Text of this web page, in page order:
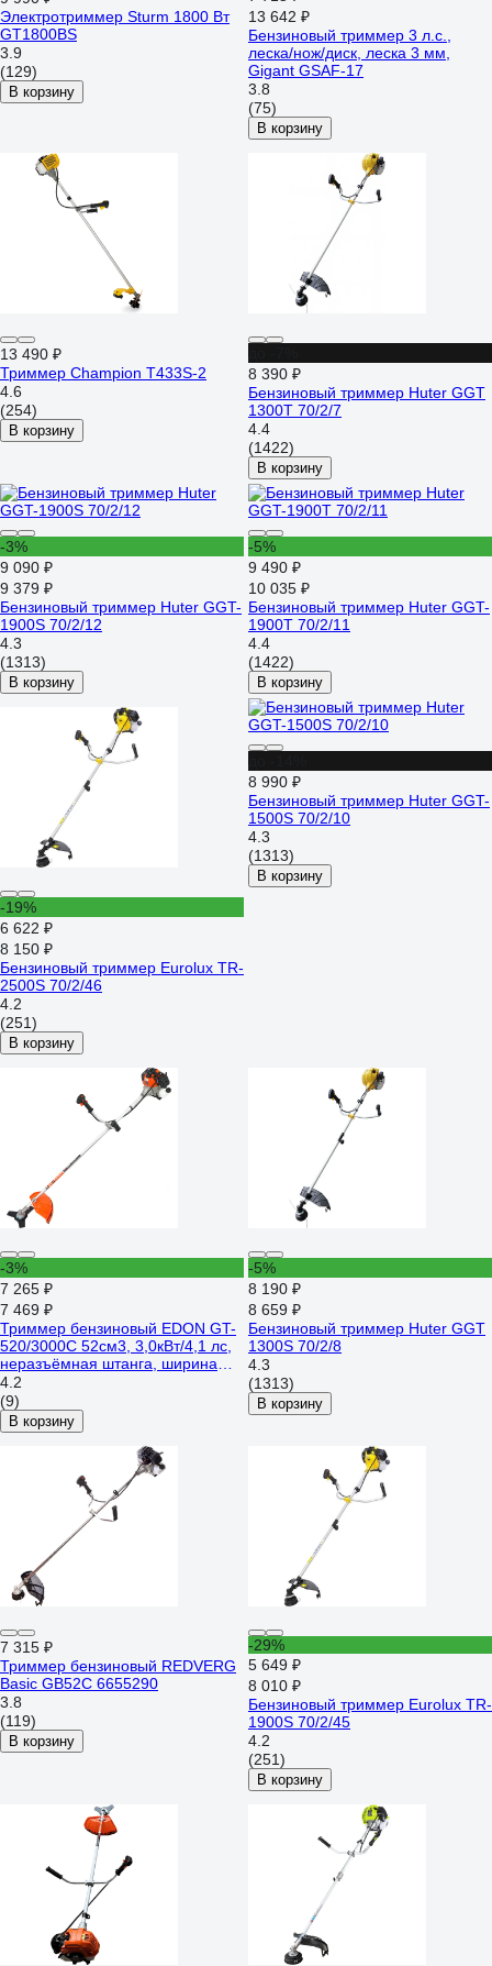
Электротриммер Sturm 1800 Вт
GT1800BS
3.9
(129)
В корзину
13 642 ₽
Бензиновый триммер 3 л.с.,
леска/нож/диск, леска 3 мм,
Gigant GSAF-17
3.8
(75)
В корзину
13 490 ₽
Триммер Champion Т433S-2
4.6
(254)
В корзину
8 390 ₽
Бензиновый триммер Huter GGT
1300T 70/2/7
4.4
(1422)
В корзину
-3%
9 090 ₽
9 379 ₽
Бензиновый триммер Huter GGT-
1900S 70/2/12
4.3
(1313)
В корзину
-5%
9 490 ₽
10 035 ₽
Бензиновый триммер Huter GGT-
1900T 70/2/11
4.4
(1422)
В корзину
-19%
6 622 ₽
8 150 ₽
Бензиновый триммер Eurolux TR-
2500S 70/2/46
4.2
(251)
В корзину
8 990 ₽
Бензиновый триммер Huter GGT-
1500S 70/2/10
4.3
(1313)
В корзину
-3%
7 265 ₽
7 469 ₽
Триммер бензиновый EDON GT-
520/3000C 52см3, 3,0кВт/4,1 лс,
неразъёмная штанга, ширина
254/400мм 25162
4.2
(9)
В корзину
-5%
8 190 ₽
8 659 ₽
Бензиновый триммер Huter GGT
1300S 70/2/8
4.3
(1313)
В корзину
7 315 ₽
Триммер бензиновый REDVERG
Basic GB52C 6655290
3.8
(119)
В корзину
-29%
5 649 ₽
8 010 ₽
Бензиновый триммер Eurolux TR-
1900S 70/2/45
4.2
(251)
В корзину